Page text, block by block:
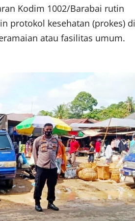
Kodim 1002/Barabai rutin
protokol kesehatan (prokes) di
atau fasilitas umum.